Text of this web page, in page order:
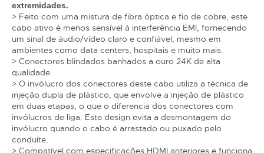
extremidades.
> Feito com uma mistura de fibra óptica e fio de cobre, este
cabo ativo é menos sensível à interferência EMI, fornecendo
um sinal de áudio/vídeo claro e confiável, mesmo em
ambientes como data centers, hospitais e muito mais.
> Conectores blindados banhados a ouro 24K de alta
qualidade.
> O invólucro dos conectores deste cabo utiliza a técnica de
injeção dupla de plástico, que envolve a injeção de plástico
em duas etapas, o que o diferencia dos conectores com
invólucros de liga. Este design evita a desmontagem do
invólucro quando o cabo é arrastado ou puxado pelo
conduíte.
> Compatível com especificações HDMI anteriores e funciona